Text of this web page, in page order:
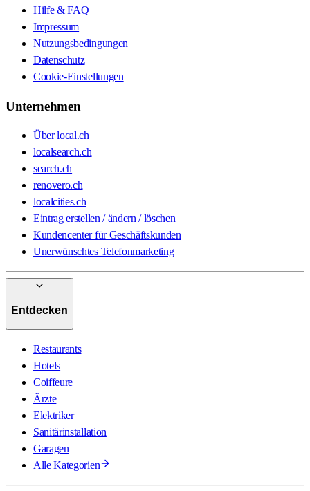
Hilfe & FAQ
Impressum
Nutzungsbedingungen
Datenschutz
Cookie-Einstellungen
Unternehmen
Über local.ch
localsearch.ch
search.ch
renovero.ch
localcities.ch
Eintrag erstellen / ändern / löschen
Kundencenter für Geschäftskunden
Unerwünschtes Telefonmarketing
Entdecken
Restaurants
Hotels
Coiffeure
Ärzte
Elektriker
Sanitärinstallation
Garagen
Alle Kategorien